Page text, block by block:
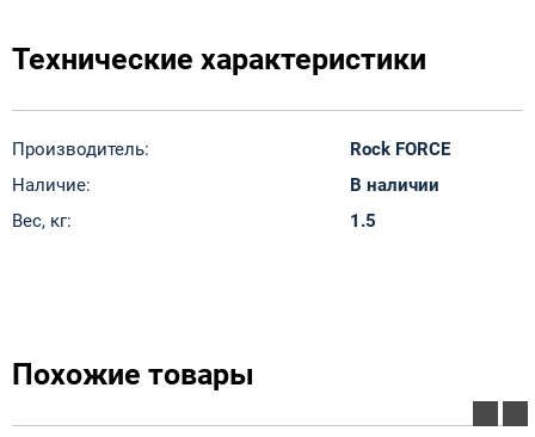
Технические характеристики
Производитель:
Rock FORCE
Наличие:
В наличии
Вес, кг:
1.5
Похожие товары